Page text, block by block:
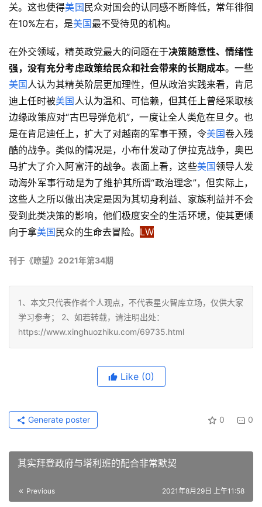
关。这也使得美国 民众对国会的认同感不断降低，常年徘徊
在10%左右，是美国最不受待见的机构。
在外交领域，精英政党最大的问题在于决策随意性、情绪性
强，没有充分考虑政策给民众和社会带来的长期成本。一些
美国人认为其精英阶层更加理性，但从政治实践来看，肯尼
迪上任时被美国 人认为温和、可信赖，但其任上曾经采取核
边缘政策应对“古巴导弹危机”，一度让全人类危在旦夕。也
是在肯尼迪任上，扩大了对越南的军事干预，令美国卷入残
酷的战争。类似的情况是，小布什发动了伊拉克战争，奥巴
马扩大了介入阿富汗的战争。表面上看，这些美国领导人发
动海外军事行动是为了维护其所谓“政治理念”，但实际上，
这些人之所以做出决定是因为其切身利益、家族利益并不会
受到此类决策的影响，他们极度安全的生活环境，使其更倾
向于拿美国 民众的生命去冒险。 LW
刊于《瞭望》2021年第34期
1、本文只代表作者个人观点，不代表星火智库立场，仅供大家
学习参考； 2、如若转载，请注明出处：
https://www.xinghuozhiku.com/69735.html
Like (0)
0 0
Generate poster
其实拜登政府与塔利班的配合非常默契
Previous 2021年8月29日 上午11:58